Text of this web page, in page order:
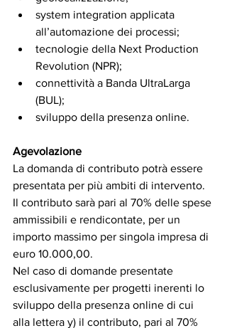
system integration applicata
all’automazione dei processi;
tecnologie della Next Production
Revolution (NPR);
connettività a Banda UltraLarga
(BUL);
sviluppo della presenza online.
Agevolazione
La domanda di contributo potrà essere
presentata per più ambiti di intervento.
Il contributo sarà pari al 70% delle spese
ammissibili e rendicontate, per un
importo massimo per singola impresa di
euro 10.000,00.
Nel caso di domande presentate
esclusivamente per progetti inerenti lo
sviluppo della presenza online di cui
alla lettera y) il contributo, pari al 70%